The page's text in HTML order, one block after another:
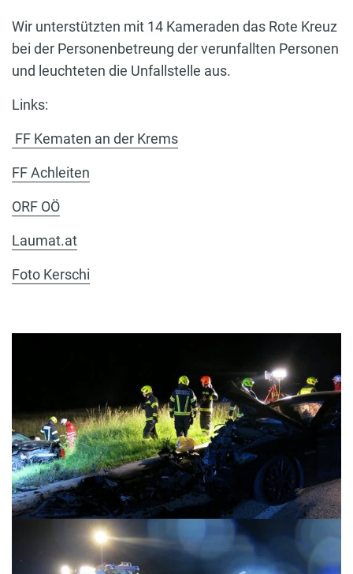
Wir unterstützten mit 14 Kameraden das Rote Kreuz
bei der Personenbetreung der verunfallten Personen
und leuchteten die Unfallstelle aus.
Links:
FF Kematen an der Krems
FF Achleiten
ORF OÖ
Laumat.at
Foto Kerschi